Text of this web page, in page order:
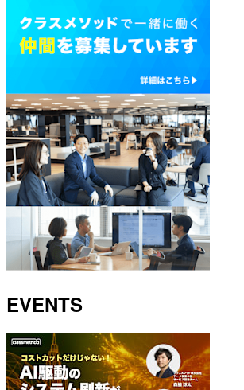
EVENTS